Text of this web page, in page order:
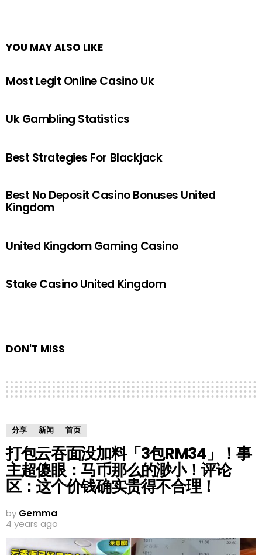
YOU MAY ALSO LIKE
Most Legit Online Casino Uk
Uk Gambling Statistics
Best Strategies For Blackjack
Best No Deposit Casino Bonuses United
Kingdom
United Kingdom Gaming Casino
Stake Casino United Kingdom
DON'T MISS
分享 新闻 首页
打包云吞面没加料「3包RM34」！事
主超傻眼：马币那么的渺小！评论
区：这个价钱确实贵得不合理！
by Gemma
4 years ago